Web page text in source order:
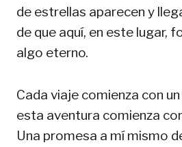
de estrellas aparecen y
de que aquí, en este lugar,
algo eterno.
Cada viaje comienza con
esta aventura comienza
Una promesa a mí mismo